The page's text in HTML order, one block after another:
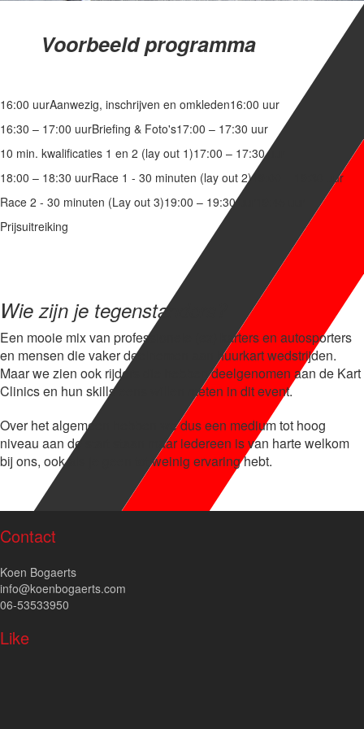
Voorbeeld programma
16:00 uurAanwezig, inschrijven en omkleden16:00 uur
16:30 – 17:00 uurBriefing & Foto's17:00 – 17:30 uur
10 min. kwalificaties 1 en 2 (lay out 1)17:00 – 17:30 uur
18:00 – 18:30 uurRace 1 - 30 minuten (lay out 2)19:00 – 19:30 uur
Race 2 - 30 minuten (Lay out 3)19:00 – 19:30 uur
Prijsuitreiking
Wie zijn je tegenstanders?
Een mooie mix van professionele (ex) karters en autosporters
en mensen die vaker deelnemen aan huurkart wedstrijden.
Maar we zien ook rijders die hebben deelgenomen aan de Kart
Clinics en hun skills eens willen meten in dit event.
Over het algemeen hebben we dus een medium tot hoog
niveau aan de start staan maar iedereen is van harte welkom
bij ons, ook als je geen tot weinig ervaring hebt.
Contact
Koen Bogaerts
info@koenbogaerts.com
06-53533950
Like